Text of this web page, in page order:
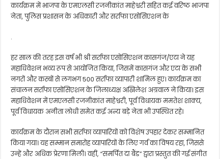
कार्यक्रम में भाजपा के एमएलसी रजनीकांत माहेश्वरी सहित कई वरिष्ठ भाजपा
नेता, पुलिस प्रशासन के अधिकारी और सर्राफा एसोसिएशन के
.
हर साल की तरह इस वर्ष भी श्री सर्राफा एसोसिएशन कासगंज/एटा ने यह
महाधिवेशन भव्य रूप से आयोजित किया, जिसमें कासगंज और एटा के सभी
नगरों और कस्बों से लगभग 500 सर्राफा व्यापारी शामिल हुए। कार्यक्रम का
संचालन सर्राफा एसोसिएशन के जिलाध्यक्ष अखिलेश अग्रवाल ने किया। इस
महाधिवेशन में एमएलसी रजनीकांत माहेश्वरी, पूर्व विधायक ममतेश शाक्य,
पूर्व विधायक अनीता लोधी समेत कई अन्य बड़े नेता भी उपस्थित रहे।
कार्यक्रम के दौरान सभी सर्राफा व्यापारियों को विशेष उपहार देकर सम्मानित
किया गया। यह सम्मान समारोह व्यापारियों के लिए गर्व का विषय रहा, जिससे
उन्हें और अधिक प्रेरणा मिली। वहीं, “समर्पित दा बैंड” द्वारा प्रस्तुत की गई संगीत